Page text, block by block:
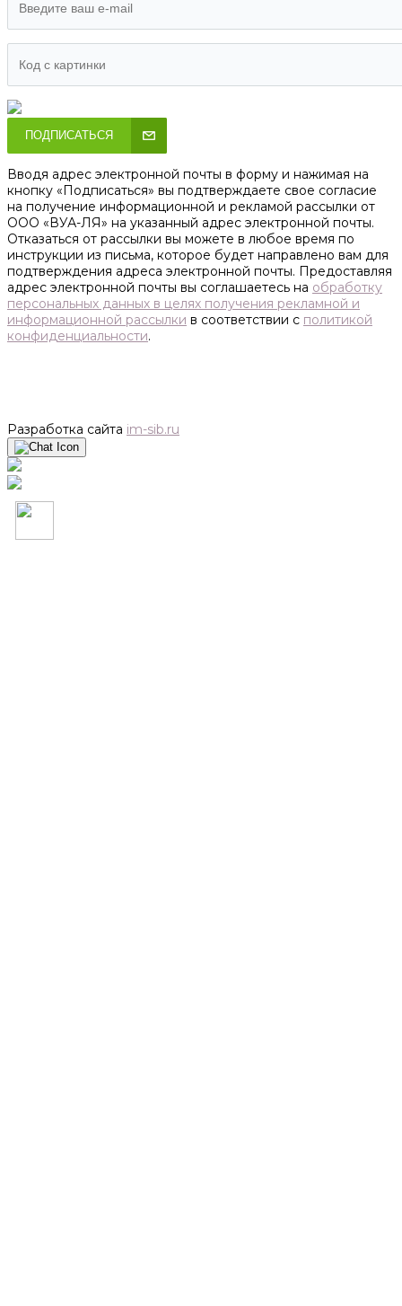
ПОДПИСАТЬСЯ
Вводя адрес электронной почты в форму и нажимая на
кнопку «Подписаться» вы подтверждаете свое согласие
на получение информационной и рекламой рассылки от
ООО «ВУА-ЛЯ» на указанный адрес электронной почты.
Отказаться от рассылки вы можете в любое время по
инструкции из письма, которое будет направлено вам для
подтверждения адреса электронной почты. Предоставляя
адрес электронной почты вы соглашаетесь на обработку
персональных данных в целях получения рекламной и
информационной рассылки в соответствии с политикой
конфиденциальности.
Разработка сайта im-sib.ru